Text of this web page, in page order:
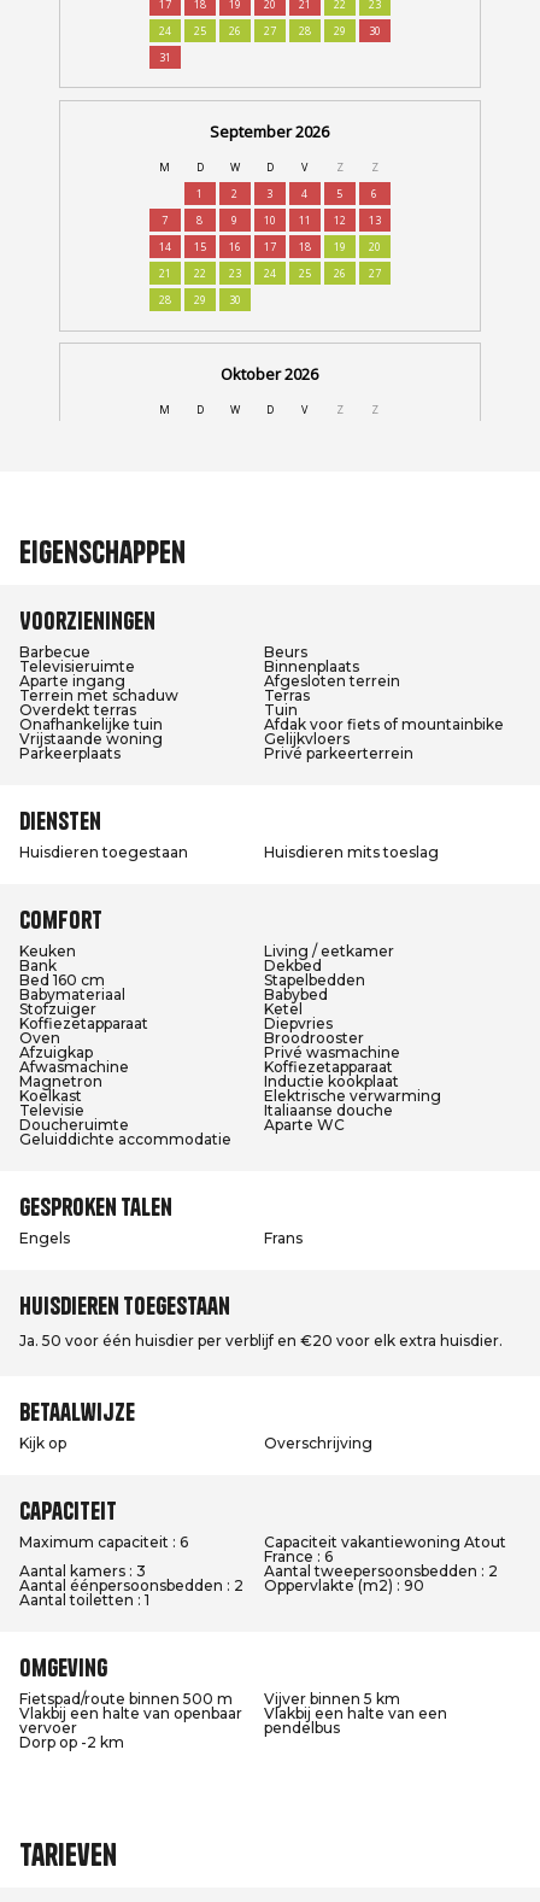
Eigenschappen
Voorzieningen
Barbecue
Beurs
Televisieruimte
Binnenplaats
Aparte ingang
Afgesloten terrein
Terrein met schaduw
Terras
Overdekt terras
Tuin
Onafhankelijke tuin
Afdak voor fiets of mountainbike
Vrijstaande woning
Gelijkvloers
Parkeerplaats
Privé parkeerterrein
Diensten
Huisdieren toegestaan Huisdieren mits toeslag
Comfort
Keuken
Living / eetkamer
Bank
Dekbed
Bed 160 cm
Stapelbedden
Babymateriaal
Babybed
Stofzuiger
Ketel
Koffiezetapparaat
Diepvries
Oven
Broodrooster
Afzuigkap
Privé wasmachine
Afwasmachine
Koffiezetapparaat
Magnetron
Inductie kookplaat
Koelkast
Elektrische verwarming
Televisie
Italiaanse douche
Doucheruimte
Aparte WC
Geluiddichte accommodatie
Gesproken talen
Engels Frans
Huisdieren toegestaan
Ja. 50 voor één huisdier per verblijf en €20 voor elk extra huisdier.
Betaalwijze
Kijk op Overschrijving
Capaciteit
Maximum capaciteit : 6
Capaciteit vakantiewoning Atout
France : 6
Aantal kamers : 3
Aantal tweepersoonsbedden : 2
Aantal éénpersoonsbedden : 2
Oppervlakte (m2) : 90
Aantal toiletten : 1
Omgeving
Fietspad/route binnen 500 m
Vijver binnen 5 km
Vlakbij een halte van openbaar
vervoer
Vlakbij een halte van een
pendelbus
Dorp op -2 km
Tarieven